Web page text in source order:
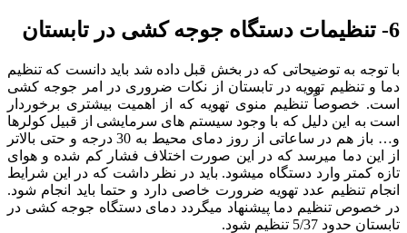
6- تنظیمات دستگاه جوجه کشی در تابستان
با توجه به توضیحاتی که در بخش قبل داده شد باید دانست که تنظیم
دما و تنظیم تهویه در تابستان از نکات ضروری در امر جوجه کشی
است. خصوصاً تنظیم منوی تهویه که از اهمیت بیشتری برخوردار
است به این دلیل که با وجود سیستم های سرمایشی از قبیل کولرها
و… باز هم در ساعاتی از روز دمای محیط به 30 درجه و حتی بالاتر
از این دما میرسد که در این صورت اختلاف فشار کم شده و هوای
تازه کمتر وارد دستگاه میشود. باید در نظر داشت که در این شرایط
انجام تنظیم عدد تهویه ضرورت خاصی دارد و حتما باید انجام شود.
در خصوص تنظیم دما پیشنهاد میگردد دمای دستگاه جوجه کشی در
تابستان حدود 5/37 تنظیم شود.